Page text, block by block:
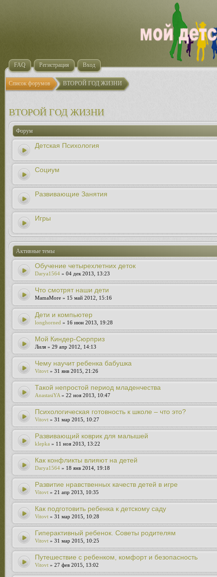
FAQ Регистрация Вход
Список форумов ВТОРОЙ ГОД ЖИЗНИ
ВТОРОЙ ГОД ЖИЗНИ
Форум
Детская Психология
Социум
Развивающие Занятия
Игры
Активные темы
Обучение четырехлетних деток
Darya1564 » 04 дек 2013, 13:23
Что смотрят наши дети
MamaMore » 15 май 2012, 15:16
Дети и компьютер
longhorned » 16 июн 2013, 19:28
Мой Киндер-Сюрприз
Лиля » 29 апр 2012, 14:13
Чему научит ребенка бабушка
Vitovt » 31 янв 2015, 21:26
Такой непростой период младенчества
AnastasiYA » 22 ноя 2013, 10:47
Психологическая готовность к школе – что это?
Vitovt » 31 мар 2015, 10:27
Развивающий коврик для малышей
klepka » 11 ноя 2013, 13:22
Как конфликты влияют на детей
Darya1564 » 18 янв 2014, 19:18
Развитие нравственных качеств детей в игре
Vitovt » 21 апр 2013, 10:35
Как подготовить ребенка к детскому саду
Vitovt » 31 мар 2015, 10:28
Гиперактивный ребенок. Советы родителям
Vitovt » 31 мар 2015, 10:25
Путешествие с ребенком, комфорт и безопасность
Vitovt » 27 фев 2015, 13:02